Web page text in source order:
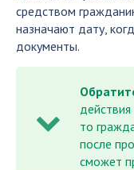
средством
назначают дату,
документы.
то
после
сможет